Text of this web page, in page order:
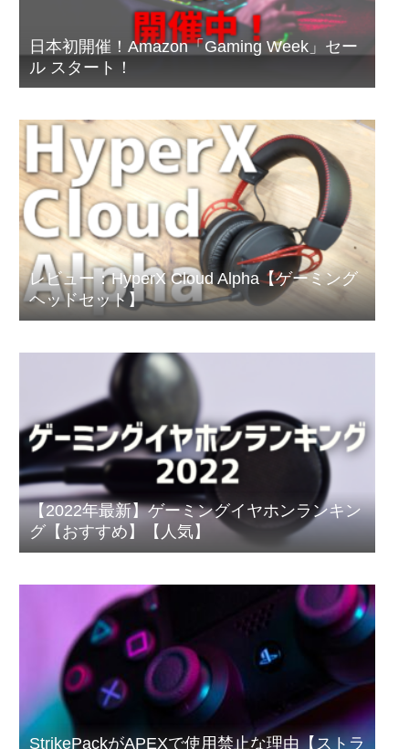
日本初開催！Amazon「Gaming Week」セー
ル スタート！
レビュー：HyperX Cloud Alpha【ゲーミング
ヘッドセット】
【2022年最新】ゲーミングイヤホンランキン
グ【おすすめ】【人気】
StrikePackがAPEXで使用禁止な理由【ストラ